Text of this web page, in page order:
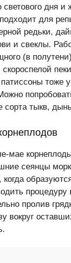
дня и
для
редьки,
и свеклы.
(в
тоже
сорта тыкв,
мае
сеянцы
когда
процедуру
пролив
вокруг